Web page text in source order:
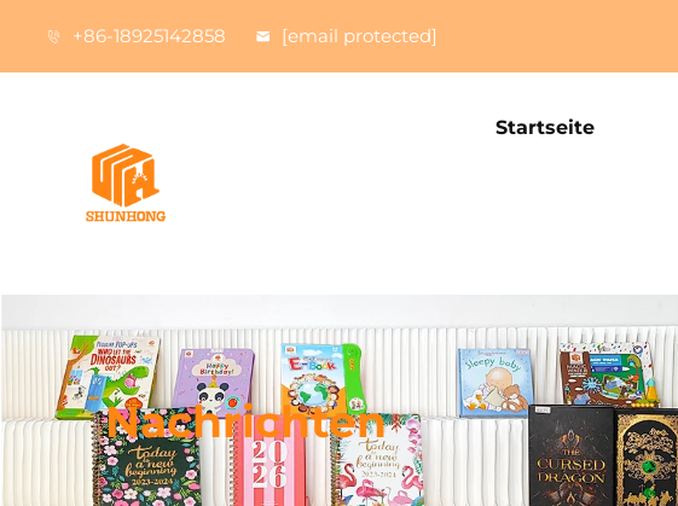
+86-18925142858 [email protected]
Startseite
Nachrichten